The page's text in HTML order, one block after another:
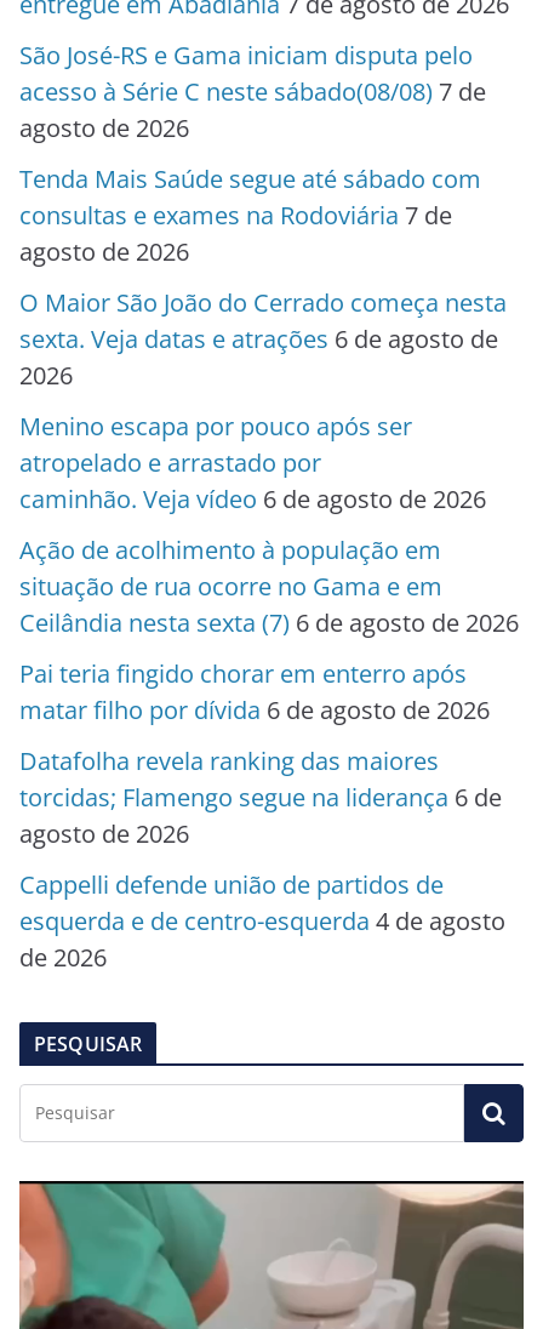
São José-RS e Gama iniciam disputa pelo
acesso à Série C neste sábado(08/08) 7 de
agosto de 2026
Tenda Mais Saúde segue até sábado com
consultas e exames na Rodoviária 7 de
agosto de 2026
O Maior São João do Cerrado começa nesta
sexta. Veja datas e atrações 6 de agosto de
2026
Menino escapa por pouco após ser
atropelado e arrastado por
caminhão. Veja vídeo 6 de agosto de 2026
Ação de acolhimento à população em
situação de rua ocorre no Gama e em
Ceilândia nesta sexta (7) 6 de agosto de 2026
Pai teria fingido chorar em enterro após
matar filho por dívida 6 de agosto de 2026
Datafolha revela ranking das maiores
torcidas; Flamengo segue na liderança 6 de
agosto de 2026
Cappelli defende união de partidos de
esquerda e de centro-esquerda 4 de agosto
de 2026
PESQUISAR